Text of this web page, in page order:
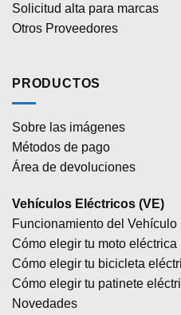
Solicitud alta para marcas
Otros Proveedores
PRODUCTOS
Sobre las imágenes
Métodos de pago
Área de devoluciones
Vehículos Eléctricos (VE)
Funcionamiento del Vehículo
Cómo elegir tu moto eléctrica
Cómo elegir tu bicicleta
Cómo elegir tu patinete
Novedades